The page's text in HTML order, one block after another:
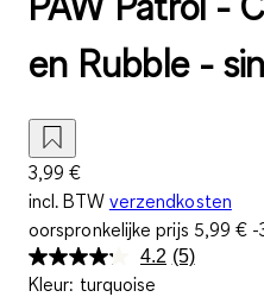
en Rubble -
3,99 €
incl. BTW verzendkosten
oorspronkelijke prijs 5,99 € -
4.2 Lees
(5)
Kleur: turquoise